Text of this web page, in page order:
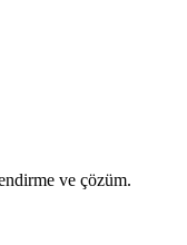
ve çözüm.